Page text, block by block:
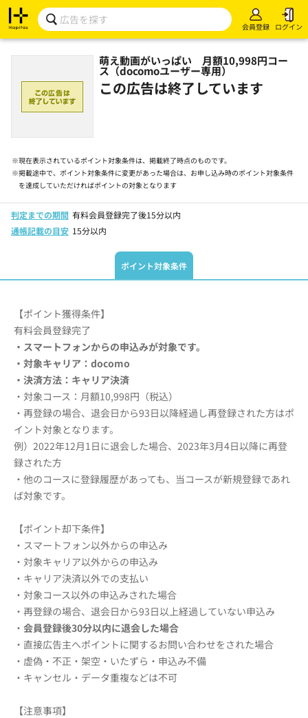
会員登録 ログイン
萌え動画がいっぱい 月額10,998円コー
ス（docomoユーザー専用）
この広告は終了しています
※現在表示されているポイント対象条件は、掲載終了時点のものです。
※掲載途中で、ポイント対象条件に変更があった場合は、お申し込み時のポイント対象条件
を達成していただければポイントの対象となります
判定までの期間 有料会員登録完了後15分以内
通帳記載の目安 15分以内
ポイント対象条件
【ポイント獲得条件】
有料会員登録完了
・スマートフォンからの申込みが対象です。
・対象キャリア：docomo
・決済方法：キャリア決済
・対象コース：月額10,998円（税込）
・再登録の場合、退会日から93日以降経過し再登録された方はポ
イント対象となります。
例）2022年12月1日に退会した場合、2023年3月4日以降に再登
録された方
・他のコースに登録履歴があっても、当コースが新規登録であれ
ば対象です。
【ポイント却下条件】
・スマートフォン以外からの申込み
・対象キャリア以外からの申込み
・キャリア決済以外での支払い
・対象コース以外の申込みされた場合
・再登録の場合、退会日から93日以上経過していない申込み
・ 会員登録後30分以内に退会した場合
・直接広告主へポイントに関するお問い合わせをされた場合
・虚偽・不正・架空・いたずら・申込み不備
・キャンセル・データ重複などは不可
【注意事項】